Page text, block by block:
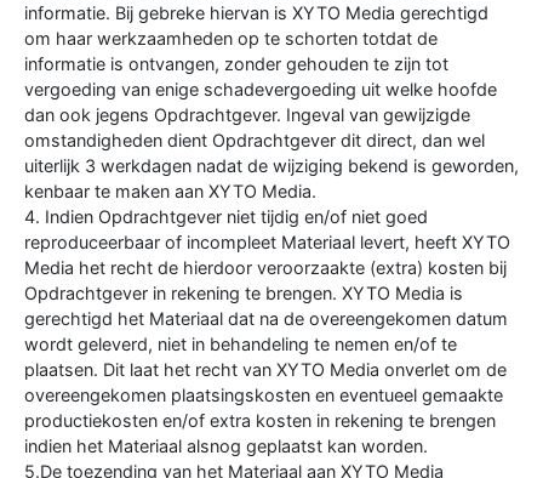
informatie. Bij gebreke hiervan is XYTO Media gerechtigd
om haar werkzaamheden op te schorten totdat de
informatie is ontvangen, zonder gehouden te zijn tot
vergoeding van enige schadevergoeding uit welke hoofde
dan ook jegens Opdrachtgever. Ingeval van gewijzigde
omstandigheden dient Opdrachtgever dit direct, dan wel
uiterlijk 3 werkdagen nadat de wijziging bekend is geworden,
kenbaar te maken aan XYTO Media.
4. Indien Opdrachtgever niet tijdig en/of niet goed
reproduceerbaar of incompleet Materiaal levert, heeft XYTO
Media het recht de hierdoor veroorzaakte (extra) kosten bij
Opdrachtgever in rekening te brengen. XYTO Media is
gerechtigd het Materiaal dat na de overeengekomen datum
wordt geleverd, niet in behandeling te nemen en/of te
plaatsen. Dit laat het recht van XYTO Media onverlet om de
overeengekomen plaatsingskosten en eventueel gemaakte
productiekosten en/of extra kosten in rekening te brengen
indien het Materiaal alsnog geplaatst kan worden.
5.De toezending van het Materiaal aan XYTO Media